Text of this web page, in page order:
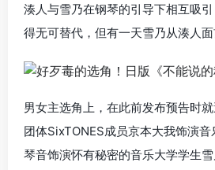
湊人与雪乃在钢琴的引导下相互吸
得无可替代，但有一天雪乃从湊人面
男女主选角上，在此前发布预告时
团体SixTONES成员京本大我饰演音
琴音饰演怀有秘密的音乐大学学生